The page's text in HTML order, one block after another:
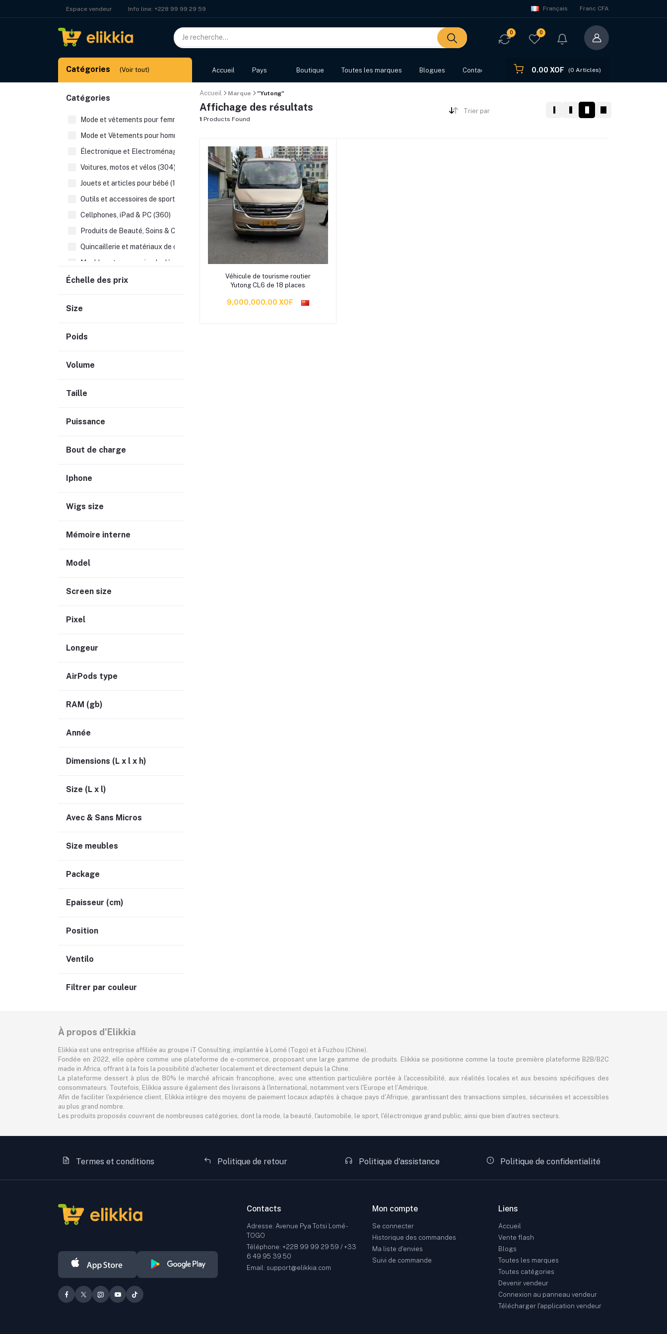
Espace vendeur Info line: +228 99 99 29 59 Français Franc CFA
0 0
Catégories (Voir tout) Accueil Pays Boutique Toutes les marques Blogues Contact 0.00 XOF (0 Articles)
Catégories
Mode et vêtements pour femmes (527)
Mode et Vêtements pour hommes (225)
Électronique et Electroménager (392)
Voitures, motos et vélos (304)
Jouets et articles pour bébé (123)
Outils et accessoires de sport (48)
Cellphones, iPad & PC (360)
Produits de Beauté, Soins & Cheveux (148)
Quincaillerie et matériaux de construction (70)
Meubles et accessoirs de décoration (180)
Alimentation générale (99)
Librairie & Fournitures scolaires (35)
Frais supplémentaires (7)
Échelle des prix
Size
Poids
Volume
Taille
Puissance
Bout de charge
Iphone
Wigs size
Mémoire interne
Model
Screen size
Pixel
Longeur
AirPods type
RAM (gb)
Année
Dimensions (L x l x h)
Size (L x l)
Avec & Sans Micros
Size meubles
Package
Epaisseur (cm)
Position
Ventilo
Filtrer par couleur
Accueil Marque "Yutong"
Affichage des résultats
1 Products Found
Trier par
Sélectionner une option
Véhicule de tourisme routier
Yutong CL6 de 18 places
9,000,000.00 XOF
À propos d'Elikkia
Elikkia est une entreprise affiliée au groupe iT Consulting, implantée à Lomé (Togo) et à Fuzhou (Chine).
Fondée en 2022, elle opère comme une plateforme de e-commerce, proposant une large gamme de produits. Elikkia se positionne comme la toute première plateforme B2B/B2C
made in Africa, offrant à la fois la possibilité d'acheter localement et directement depuis la Chine.
La plateforme dessert à plus de 80% le marché africain francophone, avec une attention particulière portée à l'accessibilité, aux réalités locales et aux besoins spécifiques des
consommateurs. Toutefois, Elikkia assure également des livraisons à l'international, notamment vers l'Europe et l'Amérique.
Afin de faciliter l'expérience client, Elikkia intègre des moyens de paiement locaux adaptés à chaque pays d'Afrique, garantissant des transactions simples, sécurisées et accessibles
au plus grand nombre.
Les produits proposés couvrent de nombreuses catégories, dont la mode, la beauté, l'automobile, le sport, l'électronique grand public, ainsi que bien d'autres secteurs.
Termes et conditions Politique de retour Politique d'assistance Politique de confidentialité
Contacts
Adresse: Avenue Pya Totsi Lomé -
TOGO
Téléphone: +228 99 99 29 59 / +33
6 49 95 39 50
Email: support@elikkia.com
Mon compte
Se connecter
Historique des commandes
Ma liste d'envies
Suivi de commande
Liens
Accueil
Vente flash
Blogs
Toutes les marques
Toutes catégories
Devenir vendeur
Connexion au panneau vendeur
Télécharger l'application vendeur